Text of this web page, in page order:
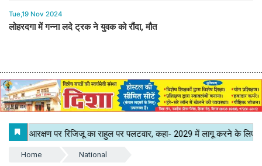
Tue,19 Nov 2024
लोहरदगा में गन्ना लदे ट्रक ने युवक को रौंदा, मौत
Home National